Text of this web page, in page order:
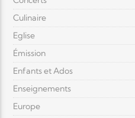
Culinaire
Eglise
Émission
Enfants et Ados
Enseignements
Europe